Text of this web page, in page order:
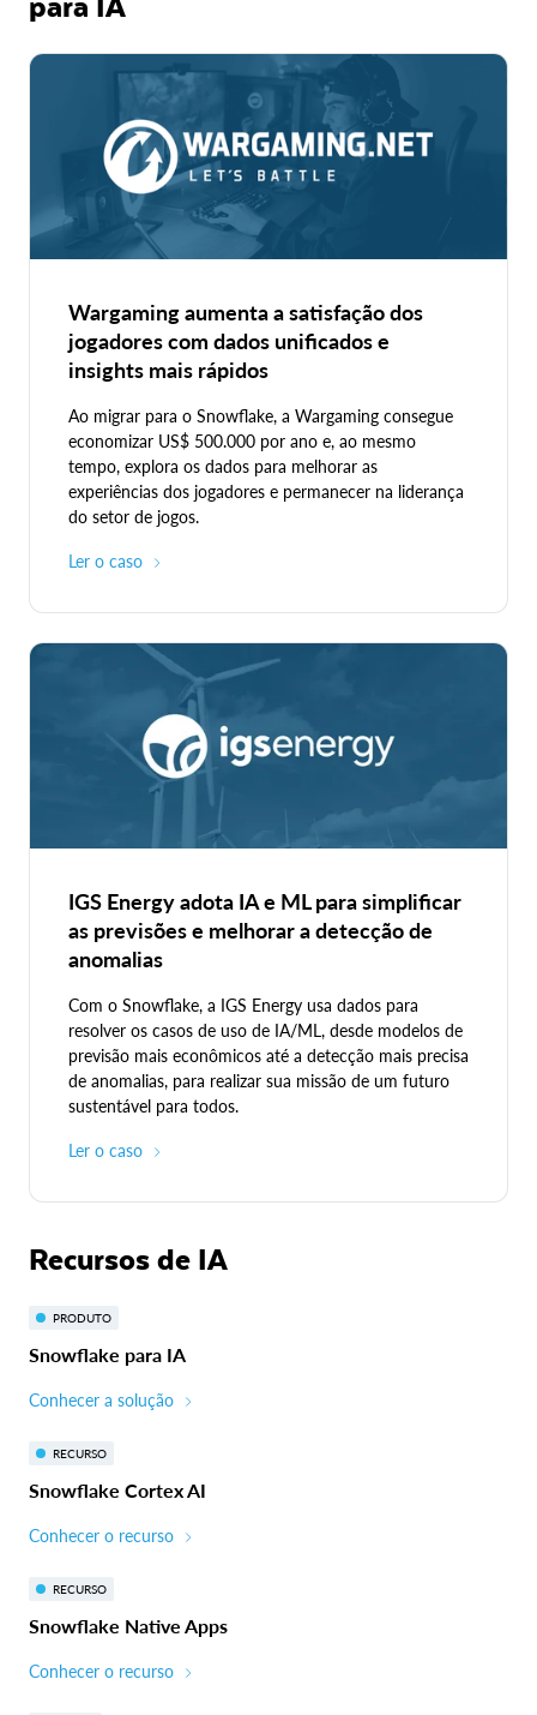
Wargaming aumenta a satisfação dos
jogadores com dados unificados e
insights mais rápidos
Ao migrar para o Snowflake, a Wargaming consegue
economizar US$ 500.000 por ano e, ao mesmo
tempo, explora os dados para melhorar as
experiências dos jogadores e permanecer na liderança
do setor de jogos.
Ler o caso
IGS Energy adota IA e ML para simplificar
as previsões e melhorar a detecção de
anomalias
Com o Snowflake, a IGS Energy usa dados para
resolver os casos de uso de IA/ML, desde modelos de
previsão mais econômicos até a detecção mais precisa
de anomalias, para realizar sua missão de um futuro
sustentável para todos.
Ler o caso
Recursos de IA
PRODUTO
Snowflake para IA
Conhecer a solução
RECURSO
Snowflake Cortex AI
Conhecer o recurso
RECURSO
Snowflake Native Apps
Conhecer o recurso